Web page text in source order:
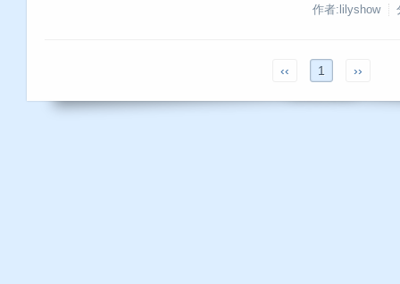
作者:lilyshow
‹‹ 1 ››